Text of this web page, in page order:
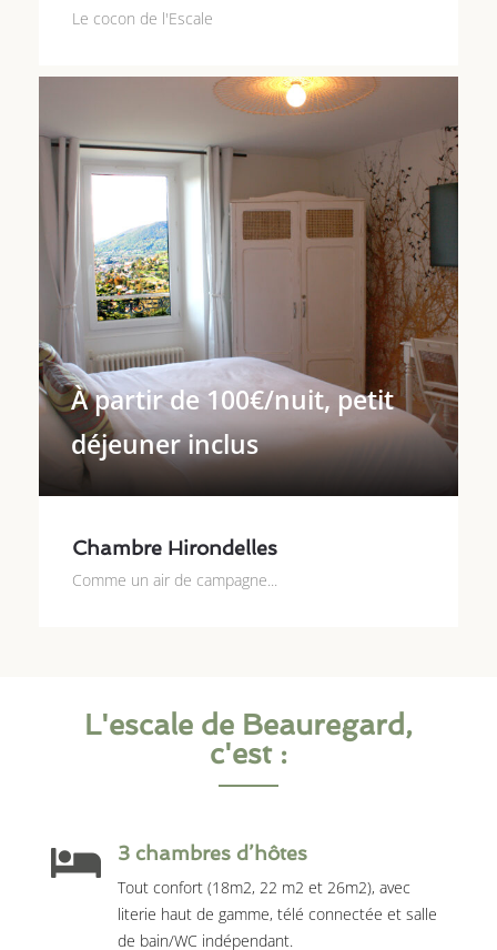
Le cocon de l'Escale
À partir de 100€/nuit, petit
déjeuner inclus
Chambre Hirondelles
Comme un air de campagne...
L'escale de Beauregard,
c'est :
3 chambres d’hôtes
Tout confort (18m2, 22 m2 et 26m2), avec
literie haut de gamme, télé connectée et salle
de bain/WC indépendant.